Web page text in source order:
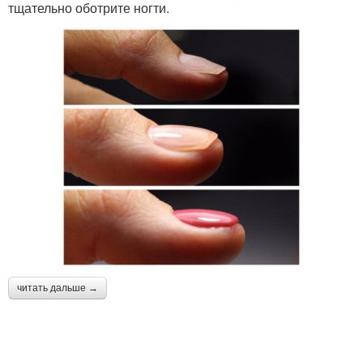
тщательно оботрите ногти.
читать дальше →